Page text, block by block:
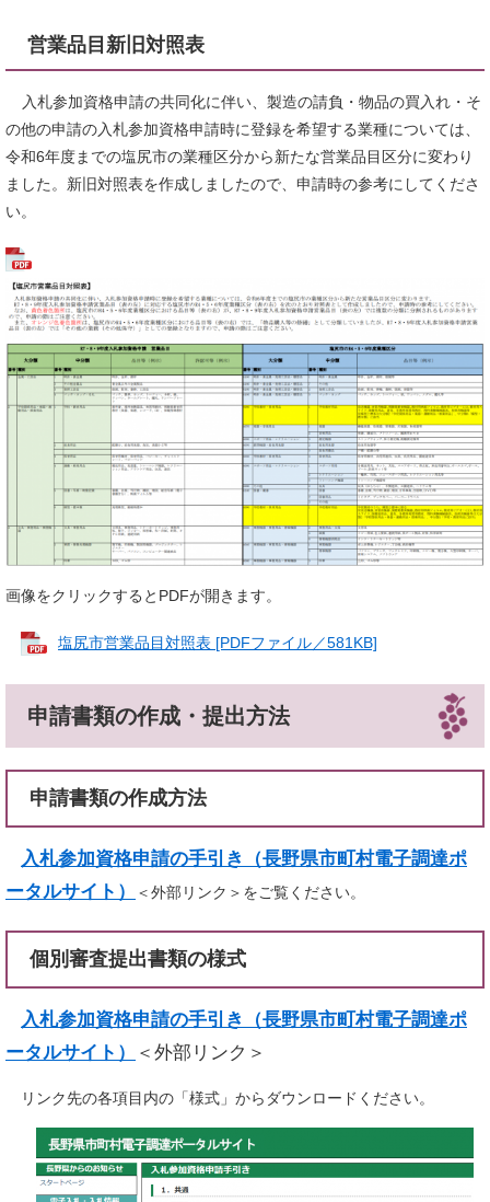
営業品目新旧対照表
入札参加資格申請の共同化に伴い、製造の請負・物品の買入れ・そ
の他の申請の入札参加資格申請時に登録を希望する業種については、
令和6年度までの塩尻市の業種区分から新たな営業品目区分に変わり
ました。​新旧対照表を作成しましたので、申請時の参考にしてくださ
い。
画像をクリックするとPDFが開きます。
塩尻市営業品目対照表 [PDFファイル／581KB]
申請書類の作成・提出方法
申請書類の作成方法
入札参加資格申請の手引き（長野県市町村電子調達ポ
ータルサイト）
＜外部リンク＞ をご覧ください。
個別審査提出書類の様式
入札参加資格申請の手引き（長野県市町村電子調達ポ
ータルサイト）
＜外部リンク＞
リンク先の各項目内の「様式」からダウンロードください。